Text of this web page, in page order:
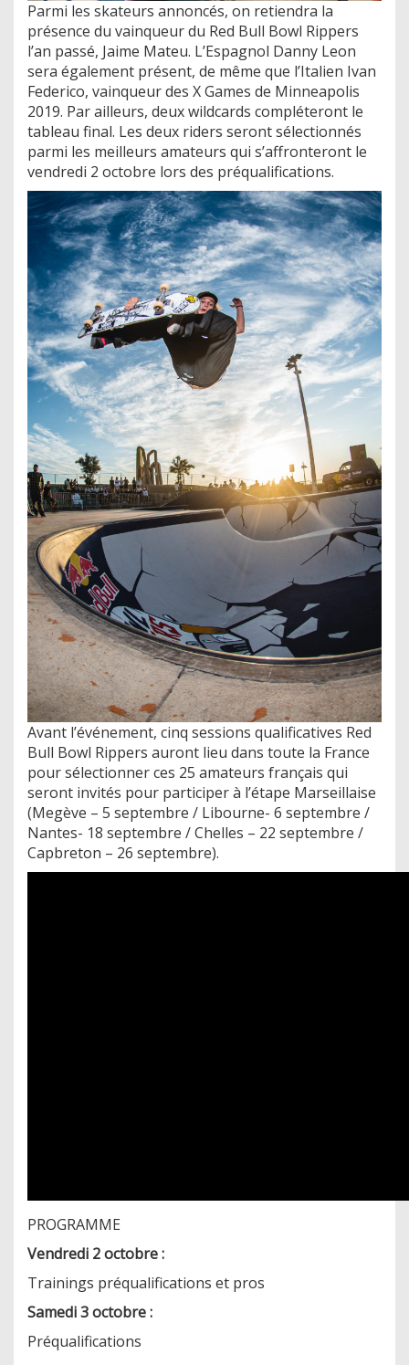
Parmi les skateurs annoncés, on retiendra la
présence du vainqueur du Red Bull Bowl Rippers
l’an passé, Jaime Mateu. L’Espagnol Danny Leon
sera également présent, de même que l’Italien Ivan
Federico, vainqueur des X Games de Minneapolis
2019. Par ailleurs, deux wildcards compléteront le
tableau final. Les deux riders seront sélectionnés
parmi les meilleurs amateurs qui s’affronteront le
vendredi 2 octobre lors des préqualifications.
Avant l’événement, cinq sessions qualificatives Red
Bull Bowl Rippers auront lieu dans toute la France
pour sélectionner ces 25 amateurs français qui
seront invités pour participer à l’étape Marseillaise
(Megève – 5 septembre / Libourne- 6 septembre /
Nantes- 18 septembre / Chelles – 22 septembre /
Capbreton – 26 septembre).
PROGRAMME
Vendredi 2 octobre :
Trainings préqualifications et pros
Samedi 3 octobre :
Préqualifications